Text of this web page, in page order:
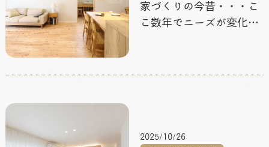
家づくりの今昔・・・こ
こ数年でニーズが変化し
2025/10/26